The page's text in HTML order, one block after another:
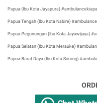
Papua (Ibu Kota Jayapura)
Papua Tengah (Ibu Kota Nabire)
Papua Pegunungan (Ibu Kota Jayawijaya)
Papua Selatan (Ibu Kota Merauke)
Papua Barat Daya (Ibu Kota Sorong)